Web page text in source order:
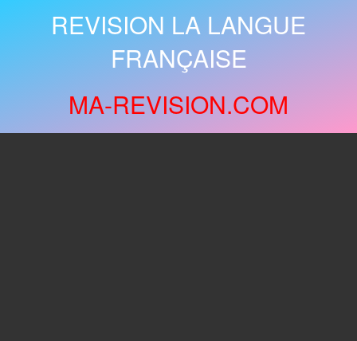
REVISION LA LANGUE
FRANÇAISE
MA-REVISION.COM